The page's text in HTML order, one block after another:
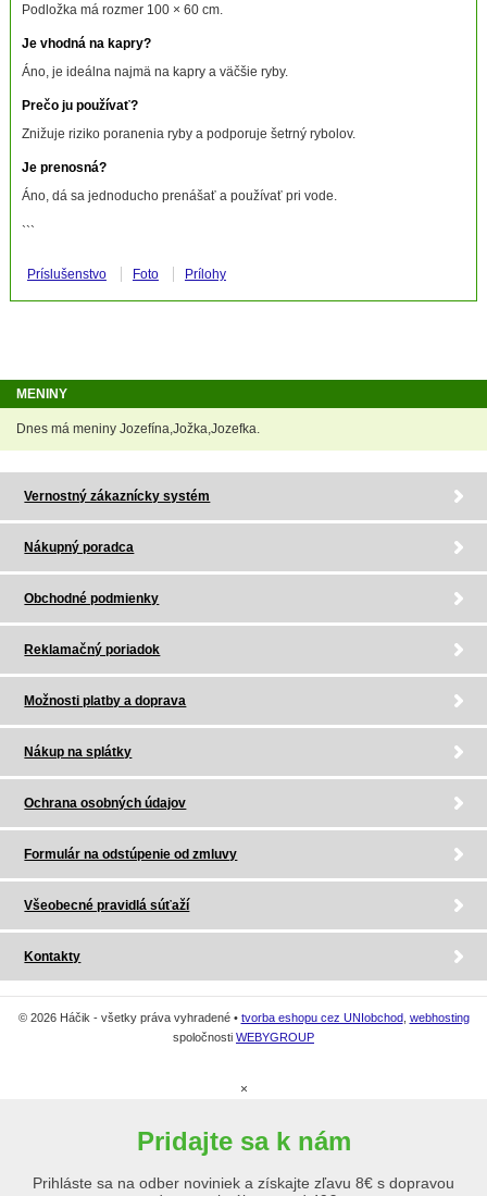
Podložka má rozmer 100 × 60 cm.
Je vhodná na kapry?
Áno, je ideálna najmä na kapry a väčšie ryby.
Prečo ju používať?
Znižuje riziko poranenia ryby a podporuje šetrný rybolov.
Je prenosná?
Áno, dá sa jednoducho prenášať a používať pri vode.
```
Príslušenstvo Foto Prílohy
MENINY
Dnes má meniny Jozefína,Jožka,Jozefka.
Vernostný zákaznícky systém
Nákupný poradca
Obchodné podmienky
Reklamačný poriadok
Možnosti platby a doprava
Nákup na splátky
Ochrana osobných údajov
Formulár na odstúpenie od zmluvy
Všeobecné pravidlá súťaží
Kontakty
© 2026 Háčik - všetky práva vyhradené • tvorba eshopu cez UNIobchod webhosting
spoločnosti WEBYGROUP
×
Pridajte sa k nám
Prihláste sa na odber noviniek a získajte zľavu 8€ s dopravou